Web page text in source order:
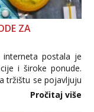
ZA
interneta postala je
i široke ponude.
tržištu se pojavljuju
internetske
Pročitaj više